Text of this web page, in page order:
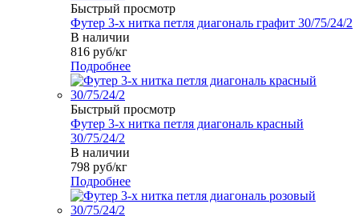
Быстрый просмотр
Футер 3-х нитка петля диагональ графит 30/75/24/2
В наличии
816 руб/кг
Подробнее
Быстрый просмотр
Футер 3-х нитка петля диагональ красный
30/75/24/2
В наличии
798 руб/кг
Подробнее